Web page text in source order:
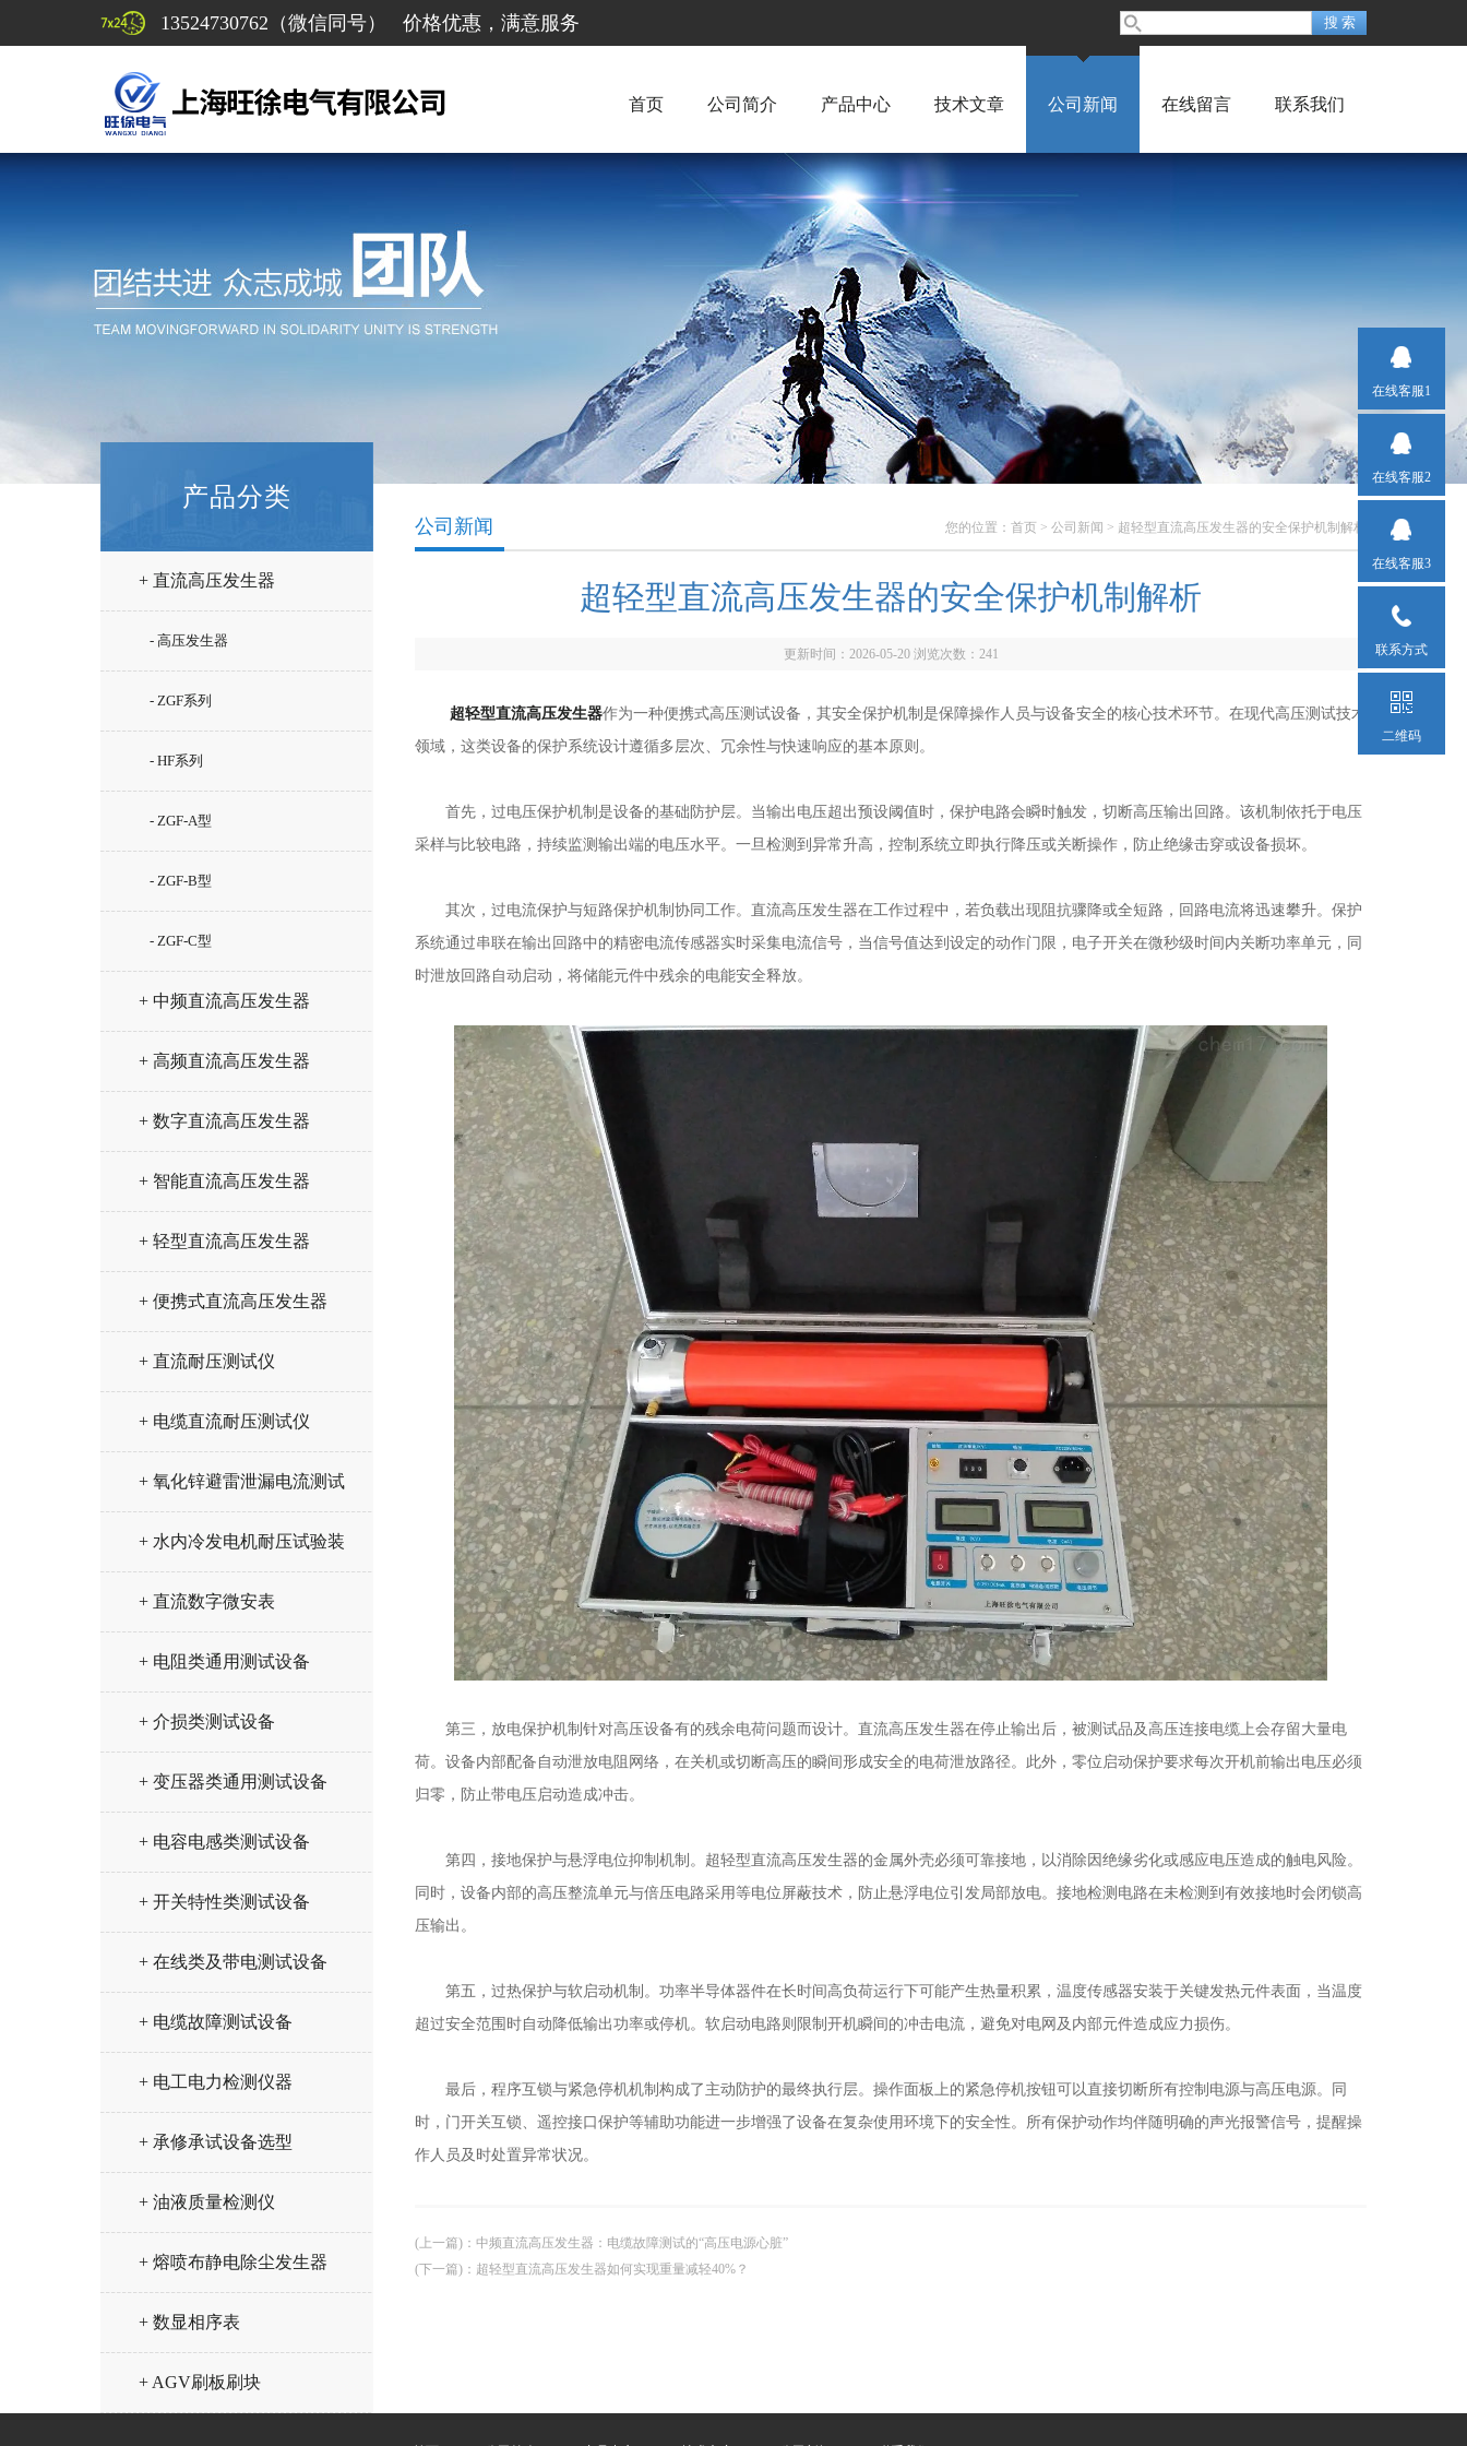
13524730762（微信同号） 价格优惠，满意服务
首页 公司简介 产品中心 技术文章 公司新闻 在线留言 联系我们
产品分类
+ 直流高压发生器
- 高压发生器
- ZGF系列
- HF系列
- ZGF-A型
- ZGF-B型
- ZGF-C型
+ 中频直流高压发生器
+ 高频直流高压发生器
+ 数字直流高压发生器
+ 智能直流高压发生器
+ 轻型直流高压发生器
+ 便携式直流高压发生器
+ 直流耐压测试仪
+ 电缆直流耐压测试仪
+ 氧化锌避雷泄漏电流测试
仪
+ 水内冷发电机耐压试验装
置
+ 直流数字微安表
+ 电阻类通用测试设备
+ 介损类测试设备
+ 变压器类通用测试设备
+ 电容电感类测试设备
+ 开关特性类测试设备
+ 在线类及带电测试设备
+ 电缆故障测试设备
+ 电工电力检测仪器
+ 承修承试设备选型
+ 油液质量检测仪
+ 熔喷布静电除尘发生器
+ 数显相序表
+ AGV刷板刷块
您的位置： 首页 > 公司新闻 > 超轻型直流高压发生器的安全保护机制解析
公司新闻
超轻型直流高压发生器的安全保护机制解析
更新时间：2026-05-20 浏览次数： 241
超轻型直流高压发生器作为一种便携式高压测试设备，其安全保护机制是保障操作人员与设备安全的核心技术环节。在现代高压测试技术
领域，这类设备的保护系统设计遵循多层次、冗余性与快速响应的基本原则。
首先，过电压保护机制是设备的基础防护层。当输出电压超出预设阈值时，保护电路会瞬时触发，切断高压输出回路。该机制依托于电压
采样与比较电路，持续监测输出端的电压水平。一旦检测到异常升高，控制系统立即执行降压或关断操作，防止绝缘击穿或设备损坏。
其次，过电流保护与短路保护机制协同工作。直流高压发生器在工作过程中，若负载出现阻抗骤降或全短路，回路电流将迅速攀升。保护
系统通过串联在输出回路中的精密电流传感器实时采集电流信号，当信号值达到设定的动作门限，电子开关在微秒级时间内关断功率单元，同
时泄放回路自动启动，将储能元件中残余的电能安全释放。
第三，放电保护机制针对高压设备有的残余电荷问题而设计。直流高压发生器在停止输出后，被测试品及高压连接电缆上会存留大量电
荷。设备内部配备自动泄放电阻网络，在关机或切断高压的瞬间形成安全的电荷泄放路径。此外，零位启动保护要求每次开机前输出电压必须
归零，防止带电压启动造成冲击。
第四，接地保护与悬浮电位抑制机制。超轻型直流高压发生器的金属外壳必须可靠接地，以消除因绝缘劣化或感应电压造成的触电风险。
同时，设备内部的高压整流单元与倍压电路采用等电位屏蔽技术，防止悬浮电位引发局部放电。接地检测电路在未检测到有效接地时会闭锁高
压输出。
第五，过热保护与软启动机制。功率半导体器件在长时间高负荷运行下可能产生热量积累，温度传感器安装于关键发热元件表面，当温度
超过安全范围时自动降低输出功率或停机。软启动电路则限制开机瞬间的冲击电流，避免对电网及内部元件造成应力损伤。
最后，程序互锁与紧急停机机制构成了主动防护的最终执行层。操作面板上的紧急停机按钮可以直接切断所有控制电源与高压电源。同
时，门开关互锁、遥控接口保护等辅助功能进一步增强了设备在复杂使用环境下的安全性。所有保护动作均伴随明确的声光报警信号，提醒操
作人员及时处置异常状况。
(上一篇) ： 中频直流高压发生器：电缆故障测试的“高压电源心脏”
(下一篇) ： 超轻型直流高压发生器如何实现重量减轻40%？
在线客服1
在线客服2
在线客服3
联系方式
二维码